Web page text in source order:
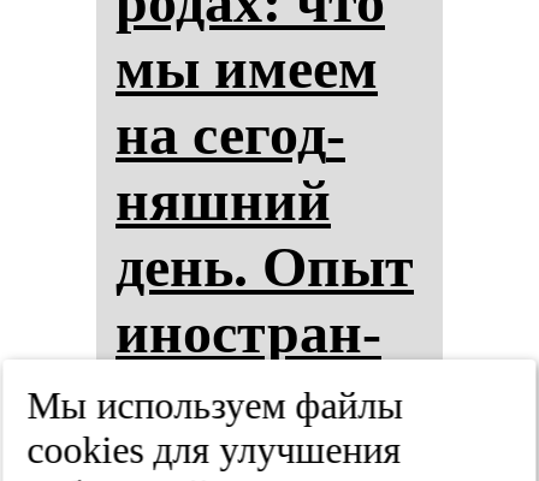
мы име­ем
на се­год­
няш­ний
день. Опыт
инос­тран­
ных и оте­
чес­твен­
Мы используем файлы
cооkies для улучшения